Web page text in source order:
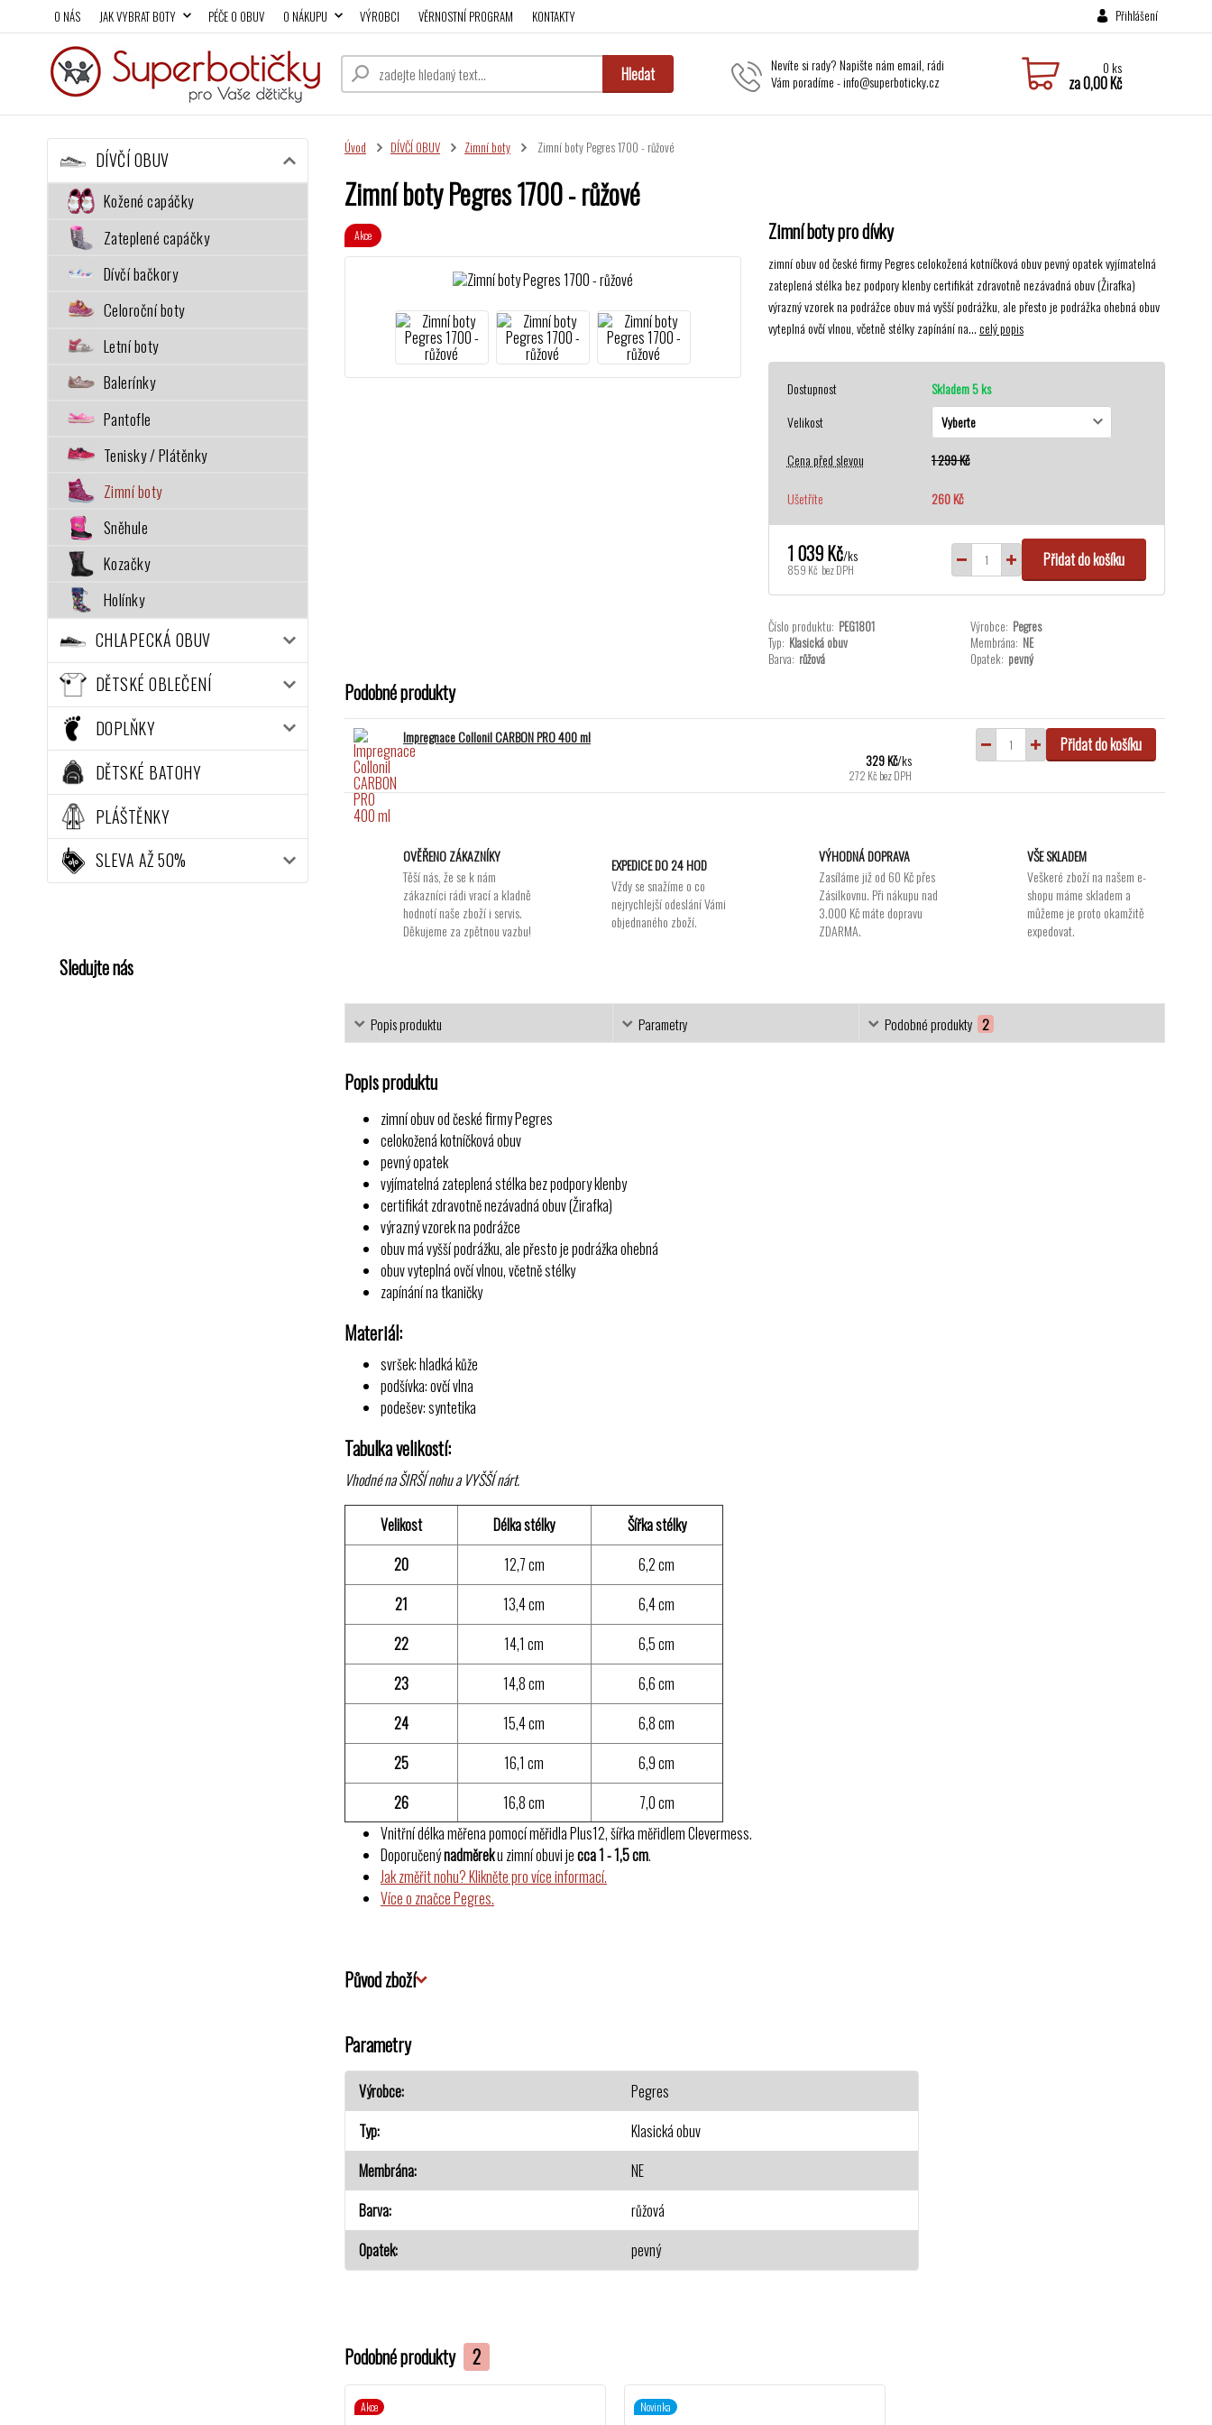
O NÁS JAK VYBRAT BOTY PÉČE O OBUV O NÁKUPU VÝROBCI VĚRNOSTNÍ PROGRAM KONTAKTY Přihlášení
Hledat
Nevíte si rady? Napište nám email, rádi
Vám poradíme - info@superboticky.cz
0ks
za0,00 Kč
DÍVČÍ OBUV
Kožené capáčky
Zateplené capáčky
Dívčí bačkory
Celoroční boty
Letní boty
Balerínky
Pantofle
Tenisky / Plátěnky
Zimní boty
Sněhule
Kozačky
Holínky
CHLAPECKÁ OBUV
DĚTSKÉ OBLEČENÍ
DOPLŇKY
DĚTSKÉ BATOHY
PLÁŠTĚNKY
SLEVA AŽ 50%
Sledujte nás
Úvod DÍVČÍ OBUV Zimní boty Zimní boty Pegres 1700 - růžové
Zimní boty Pegres 1700 - růžové
Akce Zimní boty pro dívky
zimní obuv od české firmy Pegres celokožená kotníčková obuv pevný opatek vyjímatelná
zateplená stélka bez podpory klenby certifikát zdravotně nezávadná obuv (Žirafka)
výrazný vzorek na podrážce obuv má vyšší podrážku, ale přesto je podrážka ohebná obuv
vyteplná ovčí vlnou, včetně stélky zapínání na...celý popis
Dostupnost
Skladem 5 ks
Velikost
Cena před slevou
1 299 Kč
Ušetříte 260 Kč
1 039 Kč/ks
859 Kč bez DPH Přidat do košíku
Číslo produktu: PEG1801 Výrobce: Pegres
Typ: Klasická obuv Membrána: NE
Barva: růžová Opatek: pevný
Podobné produkty
Impregnace Collonil CARBON PRO 400 ml
329 Kč/ks
272 Kč bez DPH
Přidat do košíku
OVĚŘENO ZÁKAZNÍKY
Těší nás, že se k nám
zákazníci rádi vrací a kladně
hodnotí naše zboží i servis.
Děkujeme za zpětnou vazbu!
EXPEDICE DO 24 HOD
Vždy se snažíme o co
nejrychlejší odeslání Vámi
objednaného zboží.
VÝHODNÁ DOPRAVA
Zasíláme již od 60 Kč přes
Zásilkovnu. Při nákupu nad
3.000 Kč máte dopravu
ZDARMA.
VŠE SKLADEM
Veškeré zboží na našem e-
shopu máme skladem a
můžeme je proto okamžitě
expedovat.
Popis produktu Parametry Podobné produkty 2
Popis produktu
zimní obuv od české firmy Pegres
celokožená kotníčková obuv
pevný opatek
vyjímatelná zateplená stélka bez podpory klenby
certifikát zdravotně nezávadná obuv (Žirafka)
výrazný vzorek na podrážce
obuv má vyšší podrážku, ale přesto je podrážka ohebná
obuv vyteplná ovčí vlnou, včetně stélky
zapínání na tkaničky
Materiál:
svršek: hladká kůže
podšívka: ovčí vlna
podešev: syntetika
Tabulka velikostí:
Vhodné na ŠIRŠÍ nohu a VYŠŠÍ nárt.
Velikost Délka stélky
Šířka stélky
20
12,7 cm
6,2 cm
21
13,4 cm
6,4 cm
22
14,1 cm
6,5 cm
23
14,8 cm
6,6 cm
24
15,4 cm
6,8 cm
25
16,1 cm
6,9 cm
26
16,8 cm
7,0 cm
Vnitřní délka měřena pomocí měřidla Plus12, šířka měřidlem Clevermess.
Doporučenýnadměreku zimní obuvi jecca 1 - 1,5 cm.
Jak změřit nohu? Klikněte pro více informací.
Více o značce Pegres.
Původ zboží
Parametry
Výrobce
Pegres
Typ
Klasická obuv
Membrána
NE
Barva
růžová
Opatek
pevný
Podobné produkty 2
Akce Novinka